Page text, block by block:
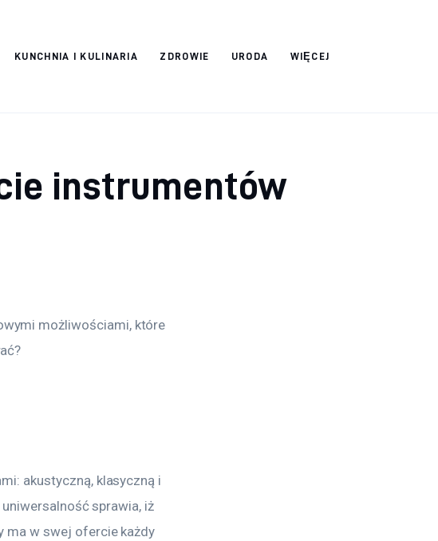
KUNCHNIA I KULINARIA ZDROWIE URODA WIĘCEJ
instrumentów
możliwościami, które
akustyczną, klasyczną i
sprawia, iż
ma w swej ofercie każdy